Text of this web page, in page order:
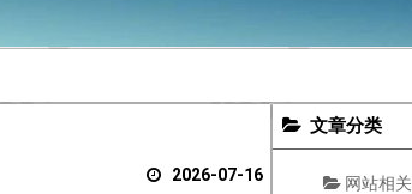
2026-07-16
文章分类
网站相关